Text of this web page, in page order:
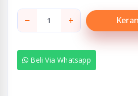
− +
Beli Via Whatsapp